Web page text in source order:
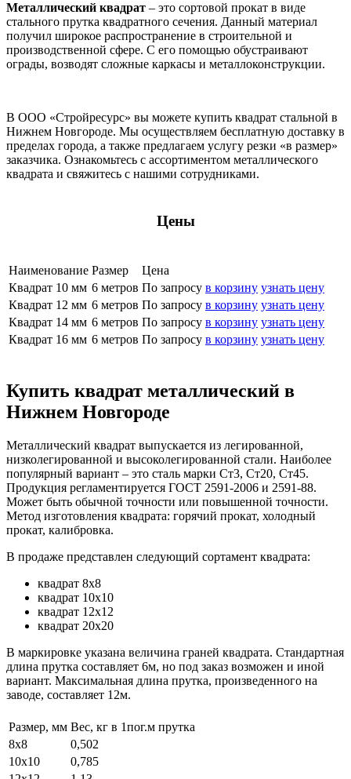
Металлический квадрат – это сортовой прокат в виде
стального прутка квадратного сечения. Данный материал
получил широкое распространение в строительной и
производственной сфере. С его помощью обустраивают
ограды, возводят сложные каркасы и металлоконструкции.
В ООО «Стройресурс» вы можете купить квадрат стальной в
Нижнем Новгороде. Мы осуществляем бесплатную доставку в
пределах города, а также предлагаем услугу резки «в размер»
заказчика. Ознакомьтесь с ассортиментом металлического
квадрата и свяжитесь с нашими сотрудниками.
Цены
Наименование Размер
Цена
Квадрат 10 мм 6 метров По запросу в корзину узнать цену
Квадрат 12 мм 6 метров По запросу в корзину узнать цену
Квадрат 14 мм 6 метров По запросу в корзину узнать цену
Квадрат 16 мм 6 метров По запросу в корзину узнать цену
Купить квадрат металлический в
Нижнем Новгороде
Металлический квадрат выпускается из легированной,
низколегированной и высоколегированной стали. Наиболее
популярный вариант – это сталь марки Ст3, Ст20, Ст45.
Продукция регламентируется ГОСТ 2591-2006 и 2591-88.
Может быть обычной точности или повышенной точности.
Метод изготовления квадрата: горячий прокат, холодный
прокат, калибровка.
В продаже представлен следующий сортамент квадрата:
квадрат 8х8
квадрат 10х10
квадрат 12х12
квадрат 20х20
В маркировке указана величина граней квадрата. Стандартная
длина прутка составляет 6м, но под заказ возможен и иной
вариант. Максимальная длина прутка, произведенного на
заводе, составляет 12м.
Размер, мм Вес, кг в 1пог.м прутка
8х8
0,502
10х10
0,785